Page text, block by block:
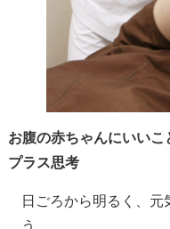
お腹の赤ちゃんにいいこ
プラス思考
日ごろから明るく、元